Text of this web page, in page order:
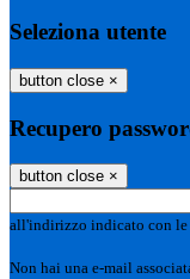
Seleziona utente
button close ×
Recupero
button close ×
all'indirizzo indicato con le
Non hai una e-mail